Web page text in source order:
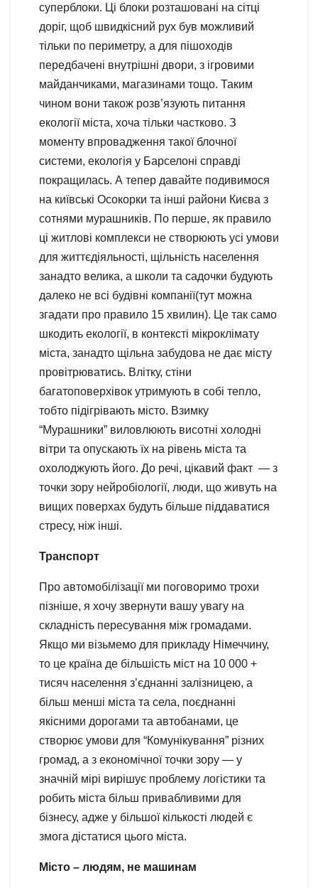
суперблоки. Ці блоки розташовані на сітці
доріг, щоб швидкісний рух був можливий
тільки по периметру, а для пішоходів
передбачені внутрішні двори, з ігровими
майданчиками, магазинами тощо. Таким
чином вони також розв’язують питання
екології міста, хоча тільки частково. З
моменту впровадження такої блочної
системи, екологія у Барселоні справді
покращилась. А тепер давайте подивимося
на київські Осокорки та інші райони Києва з
сотнями мурашників. По перше, як правило
ці житлові комплекси не створюють усі умови
для життєдіяльності, щільність населення
занадто велика, а школи та садочки будують
далеко не всі будівні компанії(тут можна
згадати про правило 15 хвилин). Це так само
шкодить екології, в контексті мікроклімату
міста, занадто щільна забудова не дає місту
провітрюватись. Влітку, стіни
багатоповерхівок утримують в собі тепло,
тобто підігрівають місто. Взимку
“Мурашники” виловлюють висотні холодні
вітри та опускають їх на рівень міста та
охолоджують його. До речі, цікавий факт — з
точки зору нейробіології, люди, що живуть на
вищих поверхах будуть більше піддаватися
стресу, ніж інші.
Транспорт
Про автомобілізації ми поговоримо трохи
пізніше, я хочу звернути вашу увагу на
складність пересування між громадами.
Якщо ми візьмемо для прикладу Німеччину,
то це країна де більшість міст на 10 000 +
тисяч населення з’єднанні залізницею, а
більш менші міста та села, поєднанні
якісними дорогами та автобанами, це
створює умови для “Комунікування” різних
громад, а з економічної точки зору — у
значній мірі вирішує проблему логістики та
робить міста більш привабливими для
бізнесу, адже у більшої кількості людей є
змога дістатися цього міста.
Місто – людям, не машинам